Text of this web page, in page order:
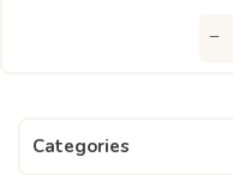
Categories